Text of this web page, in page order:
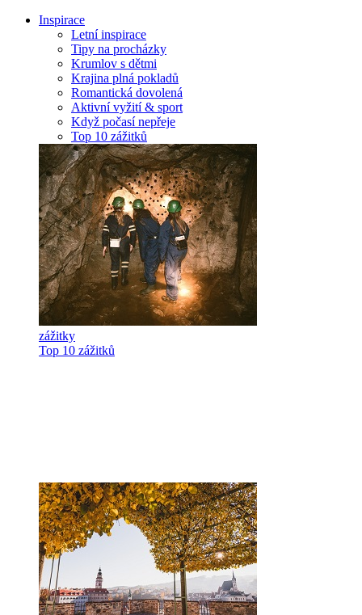
Inspirace
Letní inspirace
Tipy na procházky
Krumlov s dětmi
Krajina plná pokladů
Romantická dovolená
Aktivní vyžití & sport
Když počasí nepřeje
Top 10 zážitků
zážitky
Top 10 zážitků